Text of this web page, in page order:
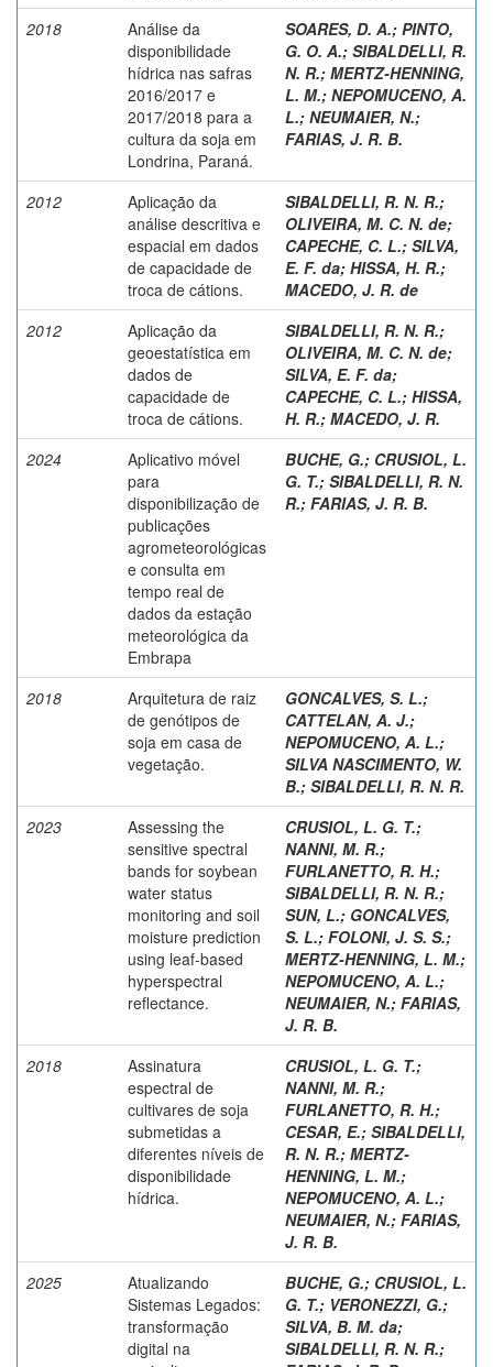
2018
Análise da
disponibilidade
hídrica nas safras
2016/2017 e
2017/2018 para a
cultura da soja em
Londrina, Paraná.
SOARES, D. A.; PINTO,
G. O. A.; SIBALDELLI, R.
N. R.; MERTZ-HENNING,
L. M.; NEPOMUCENO, A.
L.; NEUMAIER, N.;
FARIAS, J. R. B.
2012
Aplicação da
análise descritiva e
espacial em dados
de capacidade de
troca de cátions.
SIBALDELLI, R. N. R.;
OLIVEIRA, M. C. N. de;
CAPECHE, C. L.; SILVA,
E. F. da; HISSA, H. R.;
MACEDO, J. R. de
2012
Aplicação da
geoestatística em
dados de
capacidade de
troca de cátions.
SIBALDELLI, R. N. R.;
OLIVEIRA, M. C. N. de;
SILVA, E. F. da;
CAPECHE, C. L.; HISSA,
H. R.; MACEDO, J. R.
2024
Aplicativo móvel
para
disponibilização de
publicações
agrometeorológicas
e consulta em
tempo real de
dados da estação
meteorológica da
Embrapa
BUCHE, G.; CRUSIOL, L.
G. T.; SIBALDELLI, R. N.
R.; FARIAS, J. R. B.
2018
Arquitetura de raiz
de genótipos de
soja em casa de
vegetação.
GONCALVES, S. L.;
CATTELAN, A. J.;
NEPOMUCENO, A. L.;
SILVA NASCIMENTO, W.
B.; SIBALDELLI, R. N. R.
2023
Assessing the
sensitive spectral
bands for soybean
water status
monitoring and soil
moisture prediction
using leaf-based
hyperspectral
reflectance.
CRUSIOL, L. G. T.;
NANNI, M. R.;
FURLANETTO, R. H.;
SIBALDELLI, R. N. R.;
SUN, L.; GONCALVES,
S. L.; FOLONI, J. S. S.;
MERTZ-HENNING, L. M.;
NEPOMUCENO, A. L.;
NEUMAIER, N.; FARIAS,
J. R. B.
2018
Assinatura
espectral de
cultivares de soja
submetidas a
diferentes níveis de
disponibilidade
hídrica.
CRUSIOL, L. G. T.;
NANNI, M. R.;
FURLANETTO, R. H.;
CESAR, E.; SIBALDELLI,
R. N. R.; MERTZ-
HENNING, L. M.;
NEPOMUCENO, A. L.;
NEUMAIER, N.; FARIAS,
J. R. B.
2025
Atualizando
Sistemas Legados:
transformação
digital na
BUCHE, G.; CRUSIOL, L.
G. T.; VERONEZZI, G.;
SILVA, B. M. da;
SIBALDELLI, R. N. R.;